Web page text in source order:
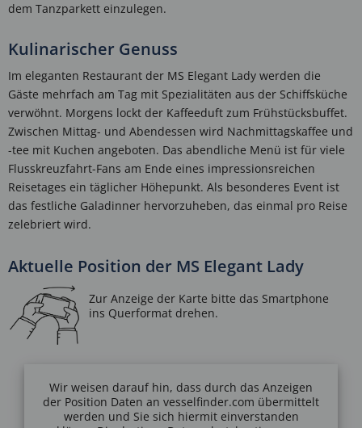
dem Tanzparkett einzulegen.
Kulinarischer Genuss
Im eleganten Restaurant der MS Elegant Lady werden die
Gäste mehrfach am Tag mit Spezialitäten aus der Schiffsküche
verwöhnt. Morgens lockt der Kaffeeduft zum Frühstücksbuffet.
Zwischen Mittag- und Abendessen wird Nachmittagskaffee und
-tee mit Kuchen angeboten. Das abendliche Menü ist für viele
Flusskreuzfahrt-Fans am Ende eines impressionsreichen
Reisetages ein täglicher Höhepunkt. Als besonderes Event ist
das festliche Galadinner hervorzuheben, das einmal pro Reise
zelebriert wird.
Aktuelle Position der MS Elegant Lady
Wir weisen darauf hin, dass durch das Anzeigen
der Position Daten an vesselfinder.com übermittelt
werden und Sie sich hiermit einverstanden